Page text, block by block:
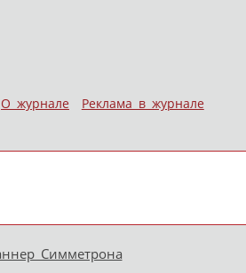
О журнале
Реклама в журнале